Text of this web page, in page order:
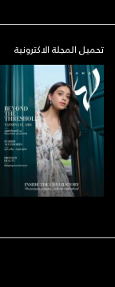
تحميل المجلة الاكترونية